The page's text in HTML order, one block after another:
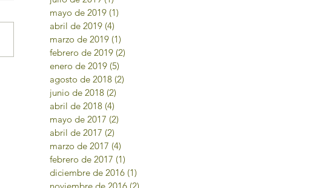
mayo de 2019 (1)
abril de 2019 (4)
marzo de 2019 (1)
febrero de 2019 (2)
enero de 2019 (5)
agosto de 2018 (2)
junio de 2018 (2)
abril de 2018 (4)
mayo de 2017 (2)
abril de 2017 (2)
marzo de 2017 (4)
febrero de 2017 (1)
diciembre de 2016 (1)